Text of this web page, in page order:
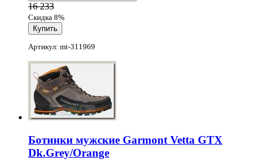
16 233
Скидка 8%
Артикул: mt-311969
Ботинки мужские Garmont Vetta GTX
Dk.Grey/Orange